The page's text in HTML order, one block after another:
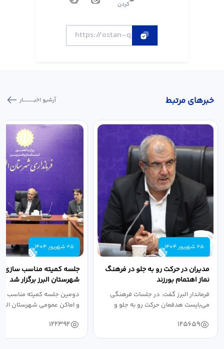
کردن
خبر‌های مرتبط آرشیو اخبـــــــــــار
25 شهریور 1404
مدیران در حرکت رو به جلو در فرهنگ
نماز اهتمام بورزند
فرماندار البرز گفت: در جلسات فرهنگی
می‌بایست هدفمان حرکت رو به جلو و
125659
25 شهریور 1404
جلسه کمیته مناسب سازی
شهرستان البرز برگزار شد
دومین جلسه کمیته مناسب
و اماکن عمومی شهرستان
122392